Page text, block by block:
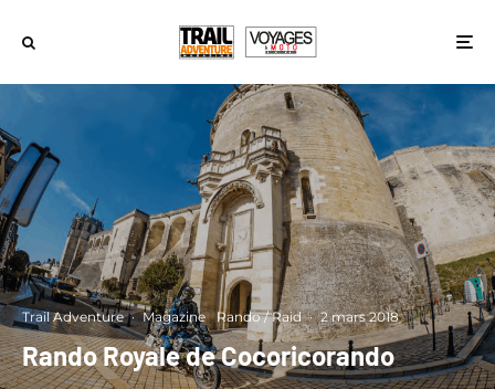
Trail Adventure · Magazine Rando / Raid · 2 mars 2018
Rando Royale de Cocoricorando